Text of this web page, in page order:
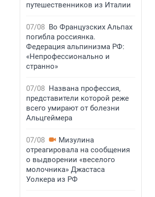
путешественников из Италии
07/08 Во Французских Альпах
погибла россиянка.
Федерация альпинизма РФ:
«Непрофессионально и
странно»
07/08 Названа профессия,
представители которой реже
всего умирают от болезни
Альцгеймера
07/08
Мизулина
отреагировала на сообщения
о выдворении «веселого
молочника» Джастаса
Уолкера из РФ